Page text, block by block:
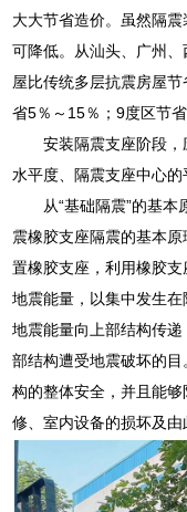
大大节省造价。虽然隔
可降低。从汕头、广州
屋比传统多层抗震房屋
省5％～15％；9度区节
安装隔震支座阶段
水平度、隔震支座中心的
从“基础隔震”的基
震橡胶支座隔震的基本
置橡胶支座，利用橡胶
地震能量，以集中发生
地震能量向上部结构传
部结构遭受地震破坏的
构的整体安全，并且能
修、室内设备的损坏及由